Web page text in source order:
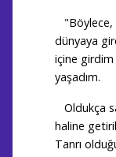
"Böylece,
dünyaya
içine girdim
yaşadım.
Oldukça
haline
Tanrı